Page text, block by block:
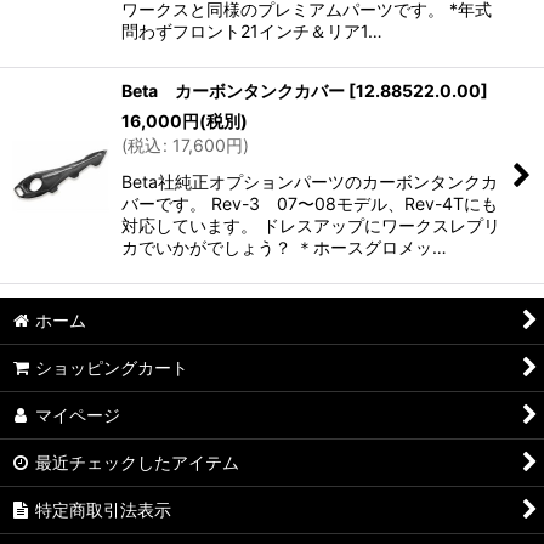
ワークスと同様のプレミアムパーツです。 *年式
問わずフロント21インチ＆リア1…
Beta カーボンタンクカバー [12.88522.0.00]
16,000円(税別)
(税込: 17,600円)
Beta社純正オプションパーツのカーボンタンクカ
バーです。 Rev-3 07〜08モデル、Rev-4Tにも
対応しています。 ドレスアップにワークスレプリ
カでいかがでしょう？ ＊ホースグロメッ…
ホーム
ショッピングカート
マイページ
最近チェックしたアイテム
特定商取引法表示